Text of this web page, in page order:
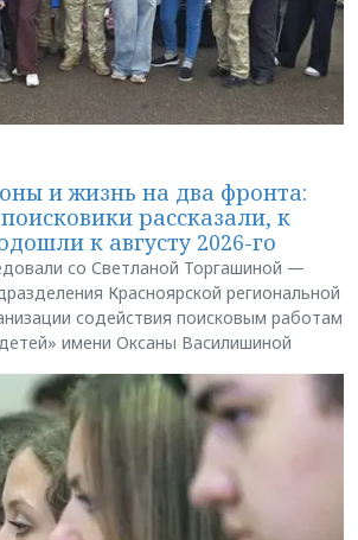
и жизнь на два фронта:
рассказали, к
к августу 2026-го
со Светланой Торгашиной —
Красноярской региональной
содействия поисковым работам
имени Оксаны Василишиной